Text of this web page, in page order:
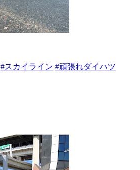
#スカイライン #頑張れダイハツ